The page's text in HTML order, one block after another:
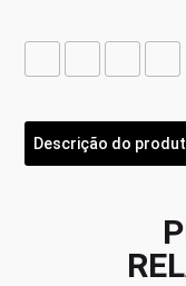
Descrição do